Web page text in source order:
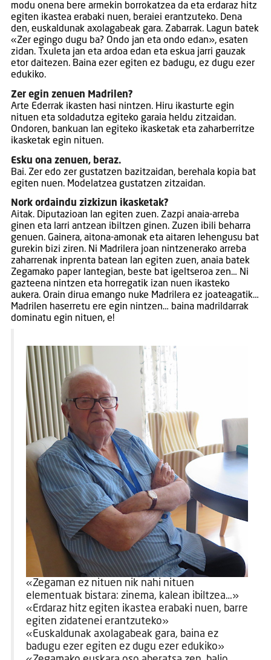
modu onena bere armekin borrokatzea da eta erdaraz hitz
egiten ikastea erabaki nuen, beraiei erantzuteko. Dena
den, euskaldunak axolagabeak gara. Zabarrak. Lagun batek
«Zer egingo dugu ba? Ondo jan eta ondo edan», esaten
zidan. Txuleta jan eta ardoa edan eta eskua jarri gauzak
etor daitezen. Baina ezer egiten ez badugu, ez dugu ezer
edukiko.
Zer egin zenuen Madrilen?
Arte Ederrak ikasten hasi nintzen. Hiru ikasturte egin
nituen eta soldadutza egiteko garaia heldu zitzaidan.
Ondoren, bankuan lan egiteko ikasketak eta zaharberritze
ikasketak egin nituen.
Esku ona zenuen, beraz.
Bai. Zer edo zer gustatzen bazitzaidan, berehala kopia bat
egiten nuen. Modelatzea gustatzen zitzaidan.
Nork ordaindu zizkizun ikasketak?
Aitak. Diputazioan lan egiten zuen. Zazpi anaia-arreba
ginen eta larri antzean ibiltzen ginen. Zuzen ibili beharra
genuen. Gainera, aitona-amonak eta aitaren lehengusu bat
gurekin bizi ziren. Ni Madrilera joan nintzenerako arreba
zaharrenak inprenta batean lan egiten zuen, anaia batek
Zegamako paper lantegian, beste bat igeltseroa zen… Ni
gazteena nintzen eta horregatik izan nuen ikasteko
aukera. Orain dirua emango nuke Madrilera ez joateagatik…
Madrilen haserretu ere egin nintzen… baina madrildarrak
dominatu egin nituen, e!
«Zegaman ez nituen nik nahi nituen
elementuak bistara: zinema, kalean ibiltzea…»
«Erdaraz hitz egiten ikastea erabaki nuen, barre
egiten zidatenei erantzuteko»
«Euskaldunak axolagabeak gara, baina ez
badugu ezer egiten ez dugu ezer edukiko»